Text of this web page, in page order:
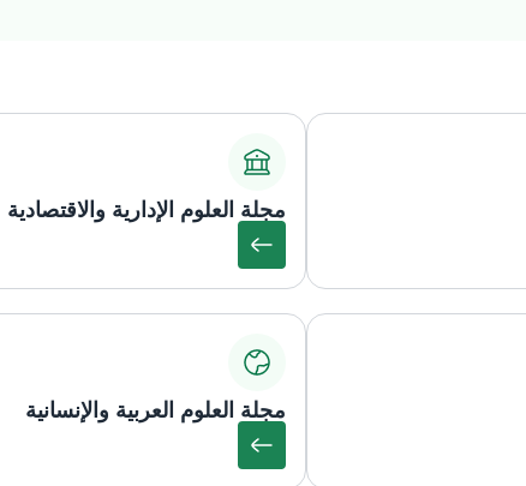
مجلة العلوم الإدارية والاقتصادية
مجلة العلوم العربية والإنسانية